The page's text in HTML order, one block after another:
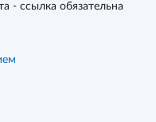
- ссылка обязательна